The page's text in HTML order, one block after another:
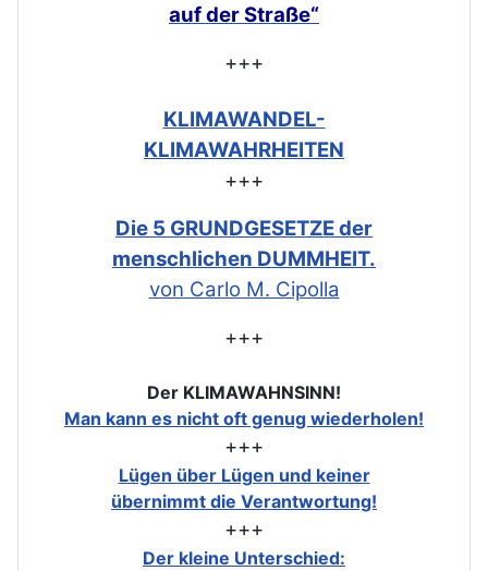
auf der Straße“
+++
KLIMAWANDEL-
KLIMAWAHRHEITEN
+++
Die 5 GRUNDGESETZE der
menschlichen DUMMHEIT.
von Carlo M. Cipolla
+++
Der KLIMAWAHNSINN!
Man kann es nicht oft genug wiederholen!
+++
Lügen über Lügen und keiner
übernimmt die Verantwortung!
+++
Der kleine Unterschied: